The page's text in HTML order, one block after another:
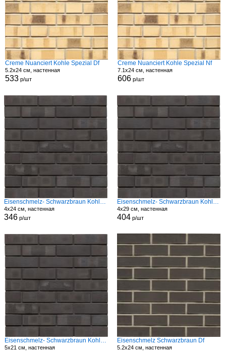
Creme Nuanciert Kohle Spezial Df
5.2x24 см, настенная
533 р/шт
Creme Nuanciert Kohle Spezial Nf
7.1x24 см, настенная
606 р/шт
Eisenschmelz- Schwarzbraun Kohle Spezial Hf
4x24 см, настенная
346 р/шт
Eisenschmelz- Schwarzbraun Kohle Spezial Modf
4x29 см, настенная
404 р/шт
Eisenschmelz- Schwarzbraun Kohle Spezial Wf
5x21 см, настенная
Eisenschmelz Schwarzbraun Df
5.2x24 см, настенная